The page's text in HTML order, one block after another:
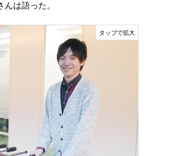
は語った。